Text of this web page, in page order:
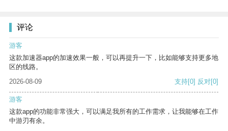
评论
游客
这款加速器app的加速效果一般，可以再提升一下，比如能够支持更多地
区的线路。
2026-08-09
支持[0] 反对[0]
游客
这款app的功能非常强大，可以满足我所有的工作需求，让我能够在工作
中游刃有余。